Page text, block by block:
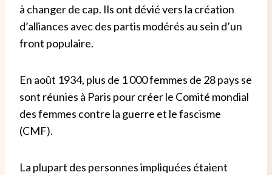
à changer de cap. Ils ont dévié vers la création
d’alliances avec des partis modérés au sein d’un
front populaire.
En août 1934, plus de 1 000 femmes de 28 pays se
sont réunies à Paris pour créer le Comité mondial
des femmes contre la guerre et le fascisme
(CMF).
La plupart des personnes impliquées étaient